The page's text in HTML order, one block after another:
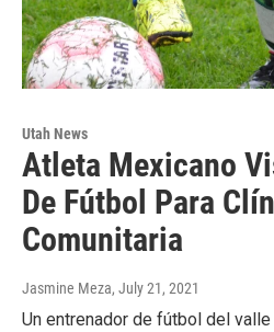
Utah News
Atleta Mexicano
De Fútbol Para
Comunitaria
Jasmine Meza, July 21, 2021
Un entrenador de fútbol del